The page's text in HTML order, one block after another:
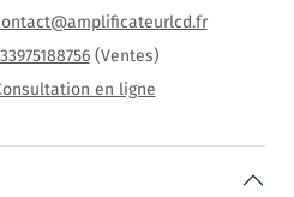
(Ventes)
en ligne